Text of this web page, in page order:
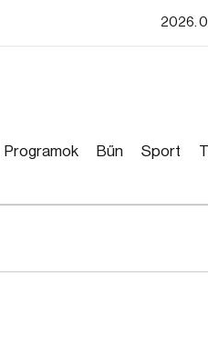
2026.
Programok Bűn Sport